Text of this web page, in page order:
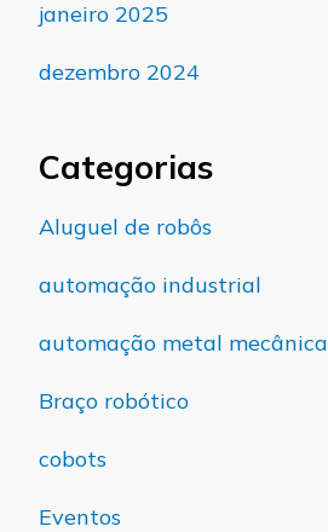
janeiro 2025
dezembro 2024
Categorias
Aluguel de robôs
automação industrial
automação metal mecânica
Braço robótico
cobots
Eventos